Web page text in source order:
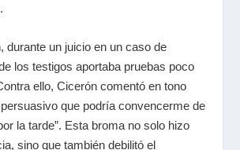
durante un juicio en un caso de
los testigos aportaba pruebas poco
ello, Cicerón comentó en tono
que podría convencerme de
la tarde”. Esta broma no solo hizo
sino que también debilitó el